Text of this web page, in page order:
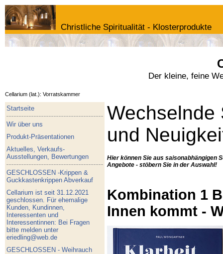
Christliche Spiritualität - Klosterprodukte
Der kleine, feine
Cellarium (lat.): Vorratskammer
Startseite
Wir über uns
Produkt-Präsentationen
Aktuelles, Verkaufs-
Ausstellungen, Bewertungen
GESCHLOSSEN -Krippen &
Guckkastenkrippen Abverkauf
Cellarium ist seit 31.12.2021
geschlossen. Für ehemalige
Kunden, Kundinnen,
Interessenten und
Interessentinnen: Bei Fragen
bitte melden unter
eriedling@web.de
GESCHLOSSEN - Weihrauch
Wechselnde
und
Hier können Sie aus saisonabhängigen
Angebote - stöbern Sie in der Auswahl!
Kombination 1
Innen kommt -